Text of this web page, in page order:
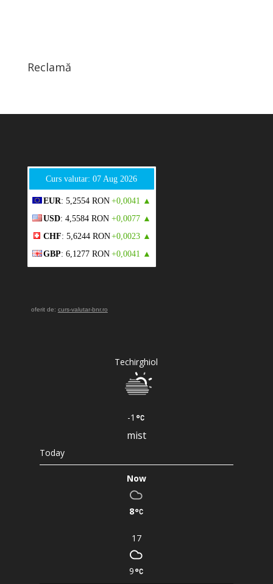
Reclamă
Curs valutar: 07 Aug 2026
EUR: 5,2554 RON +0,0041 ▲
USD: 4,5584 RON +0,0077 ▲
CHF: 5,6244 RON+0,0023 ▲
GBP: 6,1277 RON +0,0041 ▲
oferit de: curs-valutar-bnr.ro
Techirghiol
-1
mist
Today
Now
8
17
9